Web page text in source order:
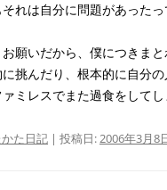
れは自分に問題があった
お願いだから、僕につきま
挑んだり、根本的に自分
ミレスでまた過食をして
かた日記 | 投稿日:2006年3月8